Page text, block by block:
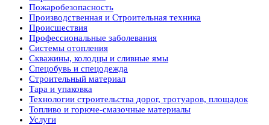
Пожаробезопасность
Производственная и Строительная техника
Происшествия
Профессиональные заболевания
Системы отопления
Скважины, колодцы и сливные ямы
Спецобувь и спецодежда
Строительный материал
Тара и упаковка
Технологии строительства дорог, тротуаров, площадок
Топливо и горюче-смазочные материалы
Услуги